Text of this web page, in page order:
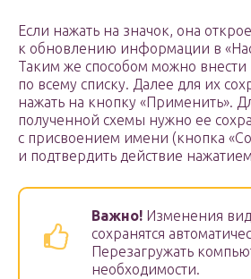
Если нажать на значок, она
к обновлению информации в
Таким же способом можно
по всему списку. Далее для их
нажать на кнопку «Применить».
полученной схемы нужно ее
с присвоением имени (кнопка
и подтвердить действие
Важно! Изменения
сохранятся
Перезагружать
необходимости.